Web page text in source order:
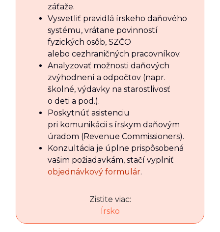
záťaže.
Vysvetliť pravidlá írskeho daňového
systému, vrátane povinností
fyzických osôb, SZČO
alebo cezhraničných pracovníkov.
Analyzovať možnosti daňových
zvýhodnení a odpočtov (napr.
školné, výdavky na starostlivosť
o deti a pod.).
Poskytnúť asistenciu
pri komunikácii s írskym daňovým
úradom (Revenue Commissioners).
Konzultácia je úplne prispôsobená
vašim požiadavkám, stačí vyplniť
objednávkový formulár.
Zistite viac:
Írsko